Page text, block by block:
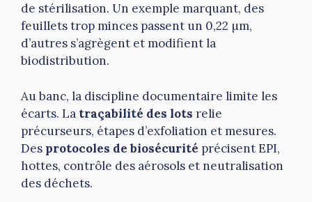
de stérilisation. Un exemple marquant, des
feuillets trop minces passent un 0,22 µm,
d’autres s’agrègent et modifient la
biodistribution.
Au banc, la discipline documentaire limite les
écarts. La traçabilité des lots relie
précurseurs, étapes d’exfoliation et mesures.
Des protocoles de biosécurité précisent EPI,
hottes, contrôle des aérosols et neutralisation
des déchets.